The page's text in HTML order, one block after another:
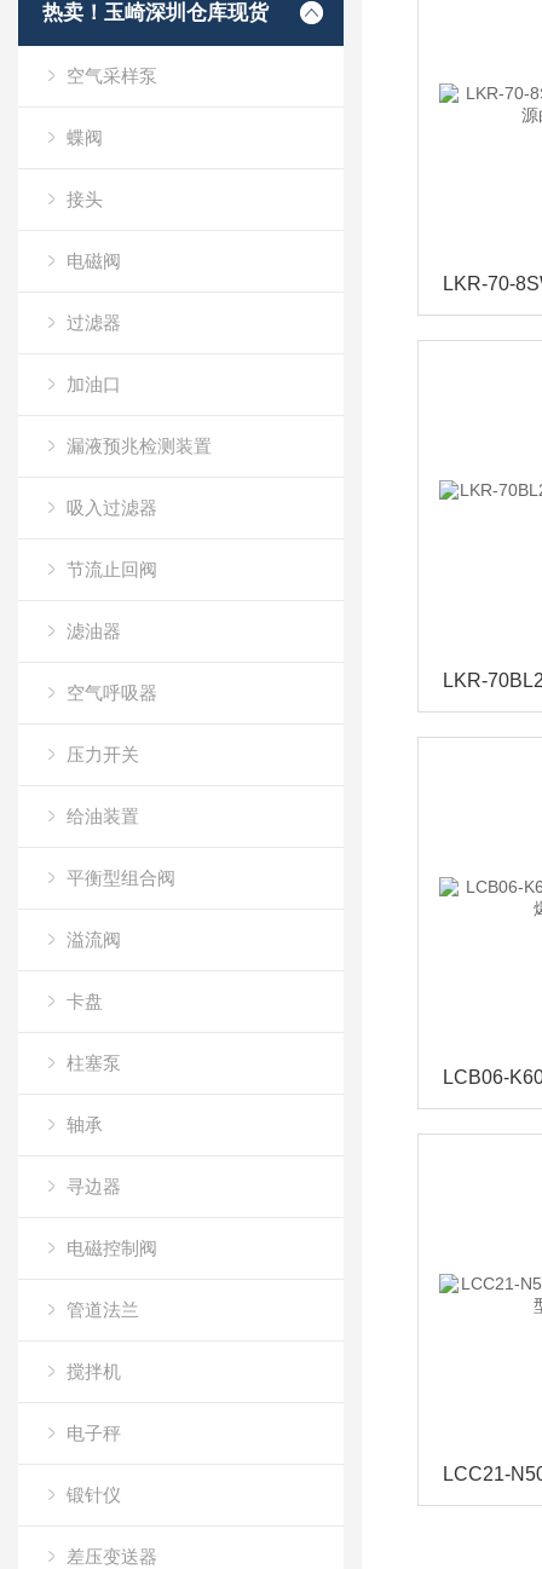
热卖！玉崎深圳仓库现货
空气采样泵
蝶阀
接头
电磁阀
过滤器
加油口
漏液预兆检测装置
吸入过滤器
节流止回阀
滤油器
空气呼吸器
压力开关
给油装置
平衡型组合阀
溢流阀
卡盘
柱塞泵
轴承
寻边器
电磁控制阀
管道法兰
搅拌机
电子秤
锻针仪
差压变送器